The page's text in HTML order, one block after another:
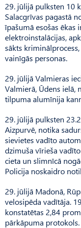
29. jūlijā pulksten 10
Salacgrīvas pagastā
īpašumā esošas ēkas
elektroinstalācijas,
sākts
vainīgās personas.
29. jūlijā Valmieras
Valmierā, Ūdens ielā,
tilpuma alumīnija
29. jūlijā pulksten
Aizpurvē, notika
sievietes vadīto
dzimuša vīrieša
cieta un slimnīcā
Policija noskaidro
29. jūlijā Madonā,
velosipēda vadītāja.
konstatētas 2,84
pārkāpuma protokols.